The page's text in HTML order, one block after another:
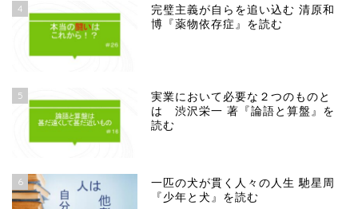
4
完璧主義が自らを追い込む 清原和
博『薬物依存症』を読む
5
実業において必要な２つのものと
は 渋沢栄一 著『論語と算盤』を
読む
6
一匹の犬が貫く人々の人生 馳星周
『少年と犬』を読む